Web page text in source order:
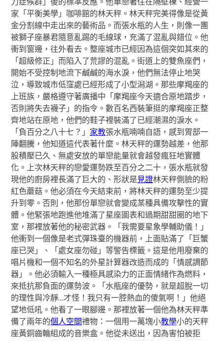
力症候群」後的標準反應。他單戀著住在隔壁棟、經營一
家「平衡美學」咖啡館的林天秤。林天秤完美得像是從黃
金分割線中走出來的藝術品。而張水瓶的人生，則像一團
被獅子座暴君隨意亂踢的毛線球，充滿了混亂與錯位。他
衝到窗邊，往外看去。整座城市已經因為這個突如其來的
「超級修正」而陷入了荒謬的混亂。街道上的雙魚座們，
開始不受控制地流下鹹鹹的海水淚，他們無法停止地哭
泣，導致城市低窪處已經形成了小型潟湖。那些摩羯座的
上班族，嚴格遵守著廣播中「摩羯座今天適合原地踏步，
否則將失去襪子」的指令。數百名西裝筆挺的摩羯座正整
齊地站在原地，他們的鞋子裡裝滿了已經潮濕的淚水。
「負百分之八十七？」 家教張水瓶喃喃自語，感到胃部一
陣翻騰，他知道這代表著什麼。林天秤的運勢越差，他那
股積壓已久、無處安放的單戀能量就會越發瘋狂地實體
化。上次林天秤的戀愛運勢跌至百分之二十，張水瓶就發
現他的廚房裡長滿了巨大的、形狀是見證林天秤側臉的粉
紅色蘑菇。他必須在今天結束前，將林天秤的運勢至少提
升到零。否則，他那份單戀就會變成某種具備攻擊性的實
體。他緊張地跑進他堆滿了星座圖表和過期甜甜圈的地下
室，那裡放著他的秘密武器。「我需要星象學輔助儀！」
他衝到一個像是老式彈珠臺的機器前，上面貼滿了「巨蟹
座已哭」、「處女座勿碰」等警告標籤。這是他用廢棄的
唱片機和一個不知名的外星計算器改造而成的「情感調節
器」。他必須輸入一種極具感染力的正面情緒作為燃料，
來抵抗那負面的運勢波。「水瓶座的優勢，就是超脫一切
的理性與冷靜…才怪！我只有一腔熱血的傻氣啊！」他絕
望地低吼。他看了一眼腳邊。那裡放著一個他為林天秤準
備了兩年的個人空間禮物：一個用一萬塊小教學小的天秤
座黃銅齒輪組成的音樂盒。他從未送出，因為害怕被拒